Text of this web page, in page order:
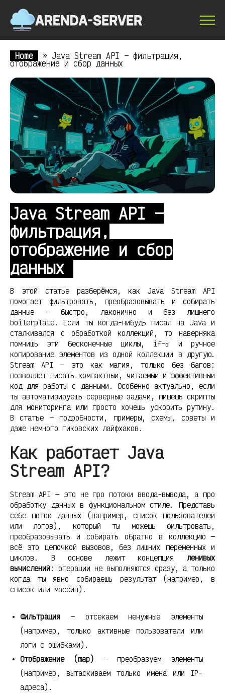
Home » Java Stream API — фильтрация,
отображение и сбор данных
Java Stream API —
фильтрация,
отображение и сбор
данных
В этой статье разберёмся, как Java Stream API
помогает фильтровать, преобразовывать и собирать
данные — быстро, лаконично и без лишнего
boilerplate. Если ты когда-нибудь писал на Java и
сталкивался с обработкой коллекций, то наверняка
помнишь эти бесконечные циклы, if-ы и ручное
копирование элементов из одной коллекции в другую.
Stream API — это как магия, только без багов:
позволяет писать компактный, читаемый и эффективный
код для работы с данными. Особенно актуально, если
ты автоматизируешь серверные задачи, пишешь скрипты
для мониторинга или просто хочешь ускорить рутину.
В статье — подробности, примеры, схемы, советы и
даже немного гиковских лайфхаков.
Как работает Java
Stream API?
Stream API — это не про потоки ввода-вывода, а про
обработку данных в функциональном стиле. Представь
себе поток данных (например, список пользователей
или логов), который ты можешь фильтровать,
преобразовывать и собирать обратно в коллекцию —
всё это цепочкой вызовов, без лишних переменных и
циклов. В основе лежит концепция ленивых
вычислений: операции не выполняются сразу, а только
когда ты явно собираешь результат (например, в
список или массив).
Фильтрация — отсекаем ненужные элементы
(например, только активные пользователи или
логи с ошибками).
Отображение (map) — преобразуем элементы
(например, вытаскиваем только имена или IP-
адреса).